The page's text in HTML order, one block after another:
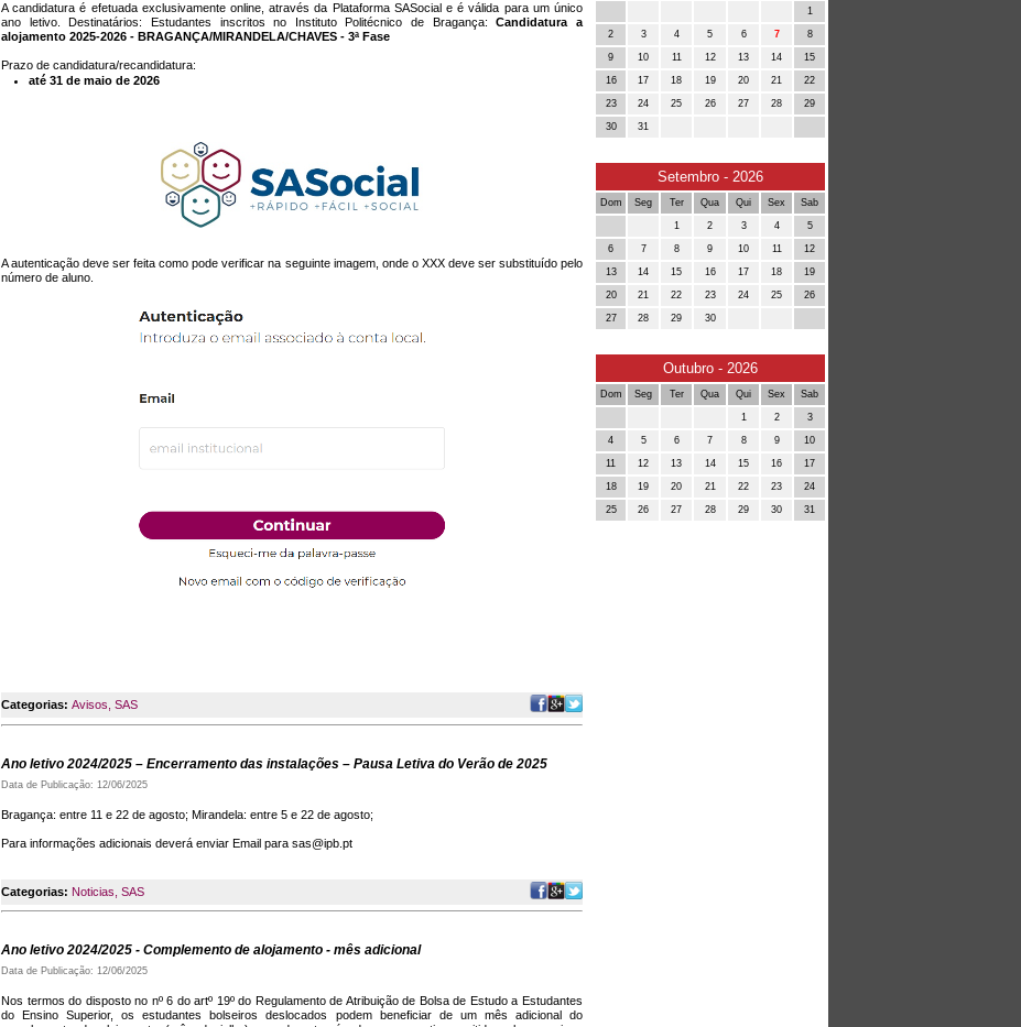
A candidatura é efetuada exclusivamente online, através da Plataforma SASocial e é válida para um único
ano letivo. Destinatários: Estudantes inscritos no Instituto Politécnico de Bragança:Candidatura a
alojamento 2025-2026 - BRAGANÇA/MIRANDELA/CHAVES - 3ª Fase
Prazo de candidatura/recandidatura:
até 31 de maio de 2026
A autenticação deve ser feita como pode verificar na seguinte imagem, onde o XXX deve ser substituído pelo
número de aluno.
Categorias: Avisos SAS
Ano letivo 2024/2025 – Encerramento das instalações – Pausa Letiva do Verão de 2025
Data de Publicação: 12/06/2025
Bragança: entre 11 e 22 de agosto; Mirandela: entre 5 e 22 de agosto;
Para informações adicionais deverá enviar Email para sas@ipb.pt
Categorias: Noticias SAS
Ano letivo 2024/2025 - Complemento de alojamento - mês adicional
Data de Publicação: 12/06/2025
Nos termos do disposto no nº 6 do artº 19º do Regulamento de Atribuição de Bolsa de Estudo a Estudantes
do Ensino Superior, os estudantes bolseiros deslocados podem beneficiar de um mês adicional do
1
2 3 4 5 6 7 8
9 10 11 12 13 14 15
16 17 18 19 20 21 22
23 24 25 26 27 28 29
30 31
Setembro - 2026
Dom Seg Ter Qua Qui Sex Sab
1 2 3 4 5
6 7 8 9 10 11 12
13 14 15 16 17 18 19
20 21 22 23 24 25 26
27 28 29 30
Outubro - 2026
Dom Seg Ter Qua Qui Sex Sab
1 2 3
4 5 6 7 8 9 10
11 12 13 14 15 16 17
18 19 20 21 22 23 24
25 26 27 28 29 30 31